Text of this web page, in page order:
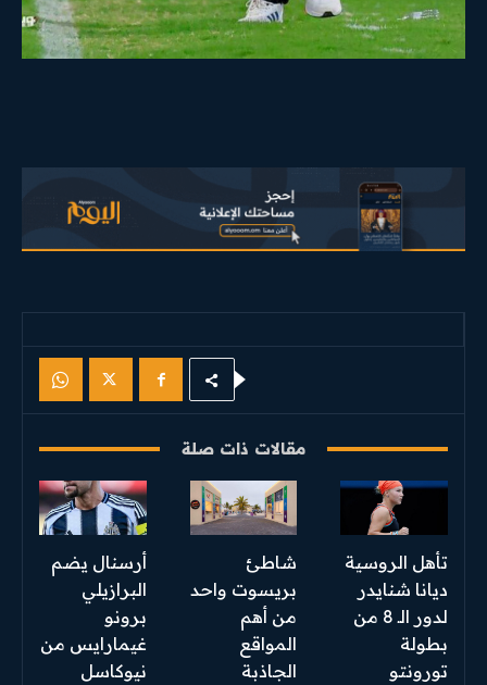
مقالات ذات صلة
تأهل الروسية
ديانا شنايدر
لدور الـ 8 من
بطولة
تورونتو
شاطئ
بريسوت واحد
من أهم
المواقع
الجاذبة
أرسنال يضم
البرازيلي
برونو
غيمارايس من
نيوكاسل